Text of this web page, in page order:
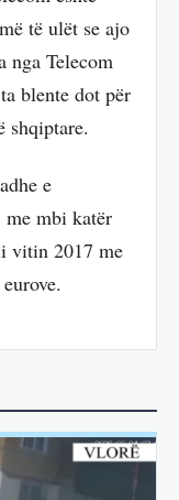
të ulët se ajo
nga Telecom
blente dot për
shqiptare.
e
mbi katër
vitin 2017 me